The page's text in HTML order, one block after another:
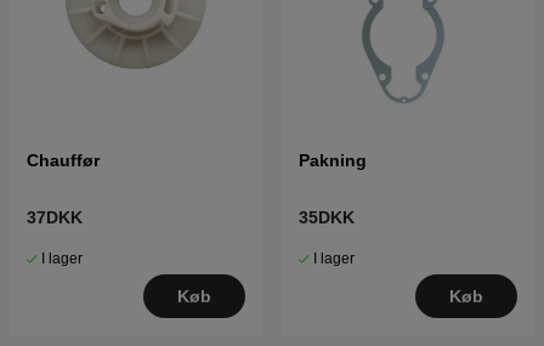
Chauffør
37DKK
I lager
Køb
Pakning
35DKK
I lager
Køb